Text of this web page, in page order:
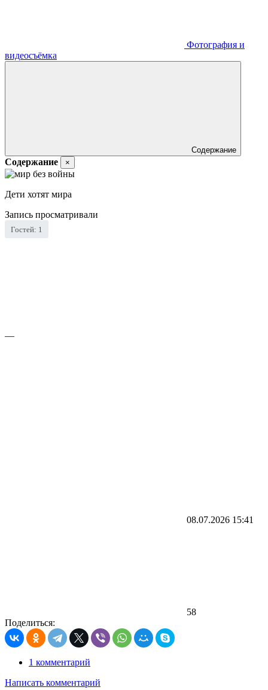
Фотография и
видеосъёмка
Содержание
Содержание ×
Дети хотят мира
Запись просматривали
Гостей: 1
—
08.07.2026 15:41
58
Поделиться:
1 комментарий
Написать комментарий